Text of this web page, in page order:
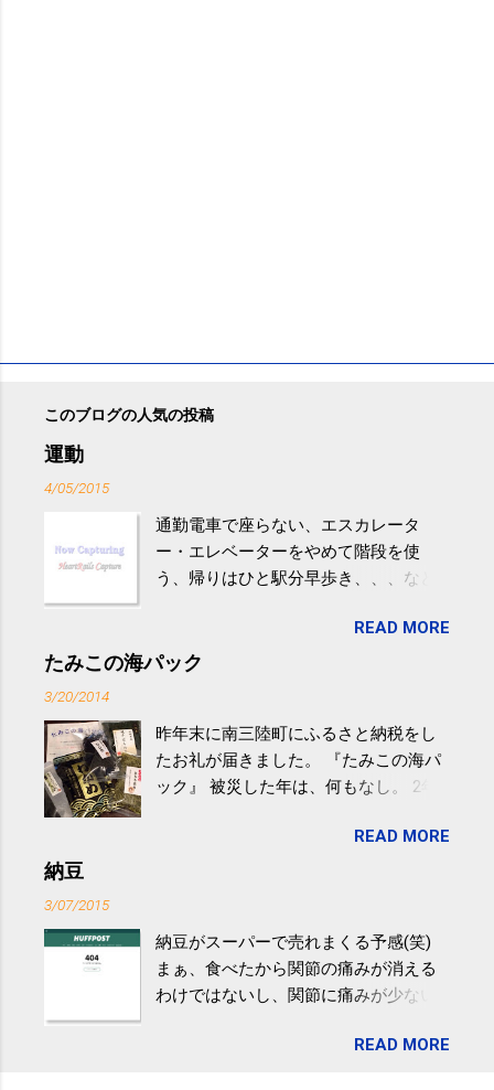
このブログの人気の投稿
運動
4/05/2015
通勤電車で座らない、エスカレータ
ー・エレベーターをやめて階段を使
う、帰りはひと駅分早歩き、、、など
やすい。 スポーツウェア・シューズで
するものだけが運動ではない。 食べ
けると改善する、との結果を筑波大の
研究チームが発表した。改善が期待で
きるのは、過度の飲酒が原因ではない
減らなくても効果があるという。 正田
波大「減量しなくても効果」 - ニュー
ス - アピタル（医療・健康）
READ MORE
たみこの海パック
3/20/2014
昨年末に南三陸町にふるさと納税をし
たお礼が届きました。 『たみこの海パ
ック』 被災した年は、何もなし。 2年
が『たみこの海パック』。 ボランティ
全く考えていなかったので、貰えると
少しづつ復興してる感が伝わってきて
嬉しいです。 あと、ふるさと納税が節
ですが、節税になるほど稼げていない
READ MORE
納豆
3/07/2015
納豆がスーパーで売れまくる予感(笑)
まぁ、食べたから関節の痛みが消える
わけではないし、関節に痛みが少ない
ど。。 「関節の老化」は、「コンドロ
READ MORE